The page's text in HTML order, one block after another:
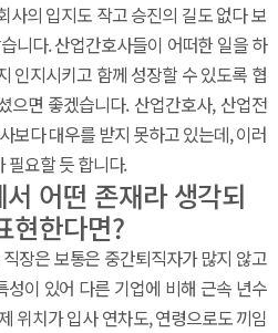
사의 입지도 작고 승진의 길도 없다 보
니다. 산업간호사들이 어떠한 일을 하
인지시키고 함께 성장할 수 있도록 협
으면 좋겠습니다. 산업간호사, 산업전
보다 대우를 받지 못하고 있는데, 이러
필요할 듯 합니다.
어떤 존재라 생각되
현한다면?
장은 보통은 중간퇴직자가 많지 않고
이 있어 다른 기업에 비해 근속 년수
위치가 입사 연차도, 연령으로도 끼임